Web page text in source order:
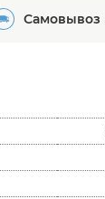
Самовывоз